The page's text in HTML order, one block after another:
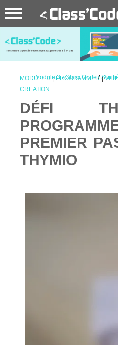
Module 3 - Class’Code/
MODULE 3| PROGRAMMER |
CREATION
DÉFI
PREMIER
THYMIO